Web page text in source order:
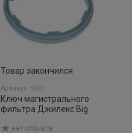
Товар закончился
Артикул: 9027
Ключ магистрального
фильтра Джилекс Big
нет отзывов